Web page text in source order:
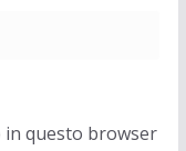
in questo browser